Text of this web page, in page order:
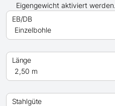
Eigengewicht aktiviert werden.
EB/DB
Länge
Stahlgüte